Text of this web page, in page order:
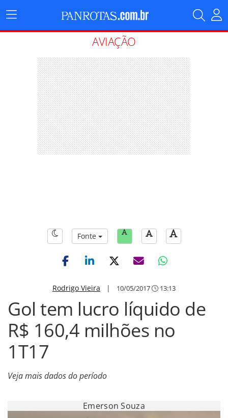
Menu
Principal
AVIAÇÃO
Fonte
Rodrigo Vieira | 10/05/2017 13:13
Gol tem lucro líquido de
R$ 160,4 milhões no
1T17
Veja mais dados do período
Emerson Souza